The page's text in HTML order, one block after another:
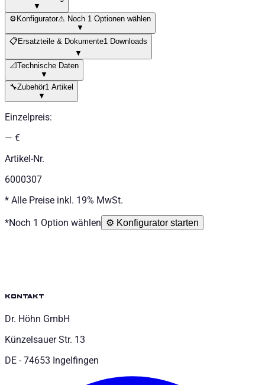
▼
⚙️Konfigurator⚠ Noch 1 Optionen wählen
▼
📋Ersatzteile & Dokumente1 Downloads
▼
📐Technische Daten
▼
🔧Zubehör1 Artikel
▼
Einzelpreis:
— €
Artikel-Nr.
6000307
* Alle Preise inkl. 19% MwSt.
*Noch 1 Option wählen ⚙️ Konfigurator starten
kontakt
Dr. Höhn GmbH
Künzelsauer Str. 13
DE - 74653 Ingelfingen